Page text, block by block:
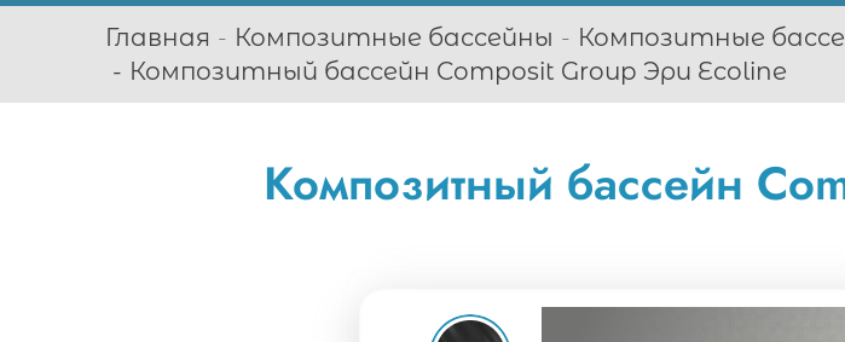
Главная Композитные бассейны
Композитные
Композитный бассейн Composit Group Эри Ecoline
Композитный бассейн